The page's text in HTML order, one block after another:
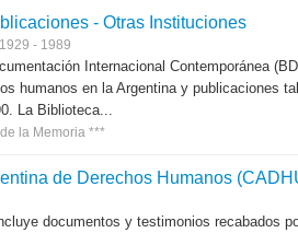
- Otras Instituciones
1929 - 1989
Internacional Contemporánea
humanos en la Argentina y publicaciones
La Biblioteca...
la Memoria ***
de Derechos Humanos
documentos y testimonios recabados